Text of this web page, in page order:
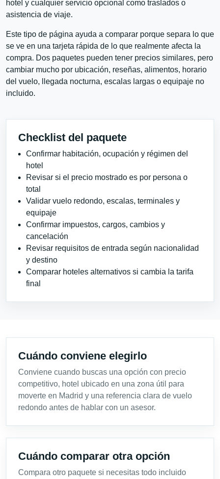
hotel y cualquier servicio opcional como traslados o
asistencia de viaje.
Este tipo de página ayuda a comparar porque separa lo que
se ve en una tarjeta rápida de lo que realmente afecta la
compra. Dos paquetes pueden tener precios similares, pero
cambiar mucho por ubicación, reseñas, alimentos, horario
del vuelo, llegada nocturna, escalas largas o equipaje no
incluido.
Checklist del paquete
Confirmar habitación, ocupación y régimen del
hotel
Revisar si el precio mostrado es por persona o
total
Validar vuelo redondo, escalas, terminales y
equipaje
Confirmar impuestos, cargos, cambios y
cancelación
Revisar requisitos de entrada según nacionalidad
y destino
Comparar hoteles alternativos si cambia la tarifa
final
Cuándo conviene elegirlo
Conviene cuando buscas una opción con precio
competitivo, hotel ubicado en una zona útil para
moverte en Madrid y una referencia clara de vuelo
redondo antes de hablar con un asesor.
Cuándo comparar otra opción
Compara otro paquete si necesitas todo incluido